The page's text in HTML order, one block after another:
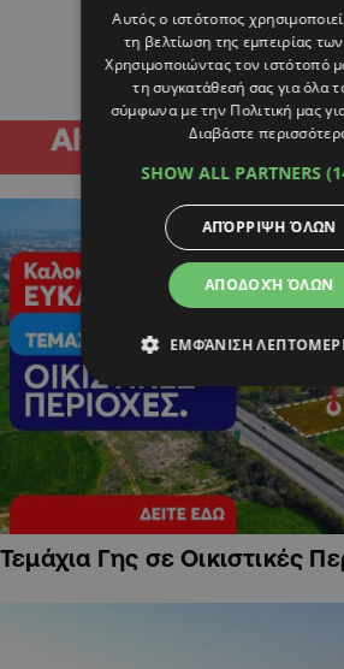
Τεμάχια Γης σε Οικιστικές
Αυτός ο ιστότοπος
τη βελτίωση της εμπειρίας
Χρησιμοποιώντας τον ιστότοπό
τη συγκατάθεσή σας για όλα
σύμφωνα με την Πολιτική μας
Διαβάστε
SHOW ALL PARTNERS
ΑΠΟΔΟΧΉ ΌΛΩΝ
ΑΠΌΡΡΙΨΗ ΌΛΩΝ
ΕΜΦΆΝΙΣΗ